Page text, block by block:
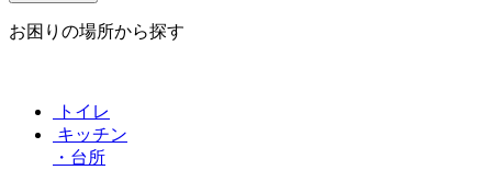
お困りの場所から探す
トイレ
キッチン
・台所